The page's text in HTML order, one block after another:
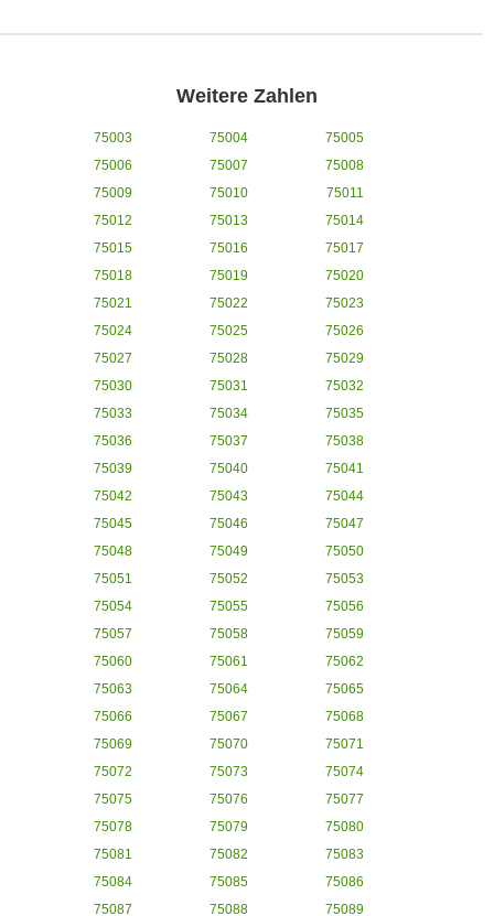
Weitere Zahlen
75003 75004
75005
75006
75007
75008
75009
75010
75011
75012
75013
75014
75015
75016
75017
75018
75019
75020
75021
75022
75023
75024
75025
75026
75027
75028
75029
75030
75031
75032
75033
75034
75035
75036
75037
75038
75039
75040
75041
75042
75043
75044
75045
75046
75047
75048
75049
75050
75051
75052
75053
75054
75055
75056
75057
75058
75059
75060
75061
75062
75063
75064
75065
75066
75067
75068
75069
75070
75071
75072
75073
75074
75075
75076
75077
75078
75079
75080
75081
75082
75083
75084
75085
75086
75087
75088 75089